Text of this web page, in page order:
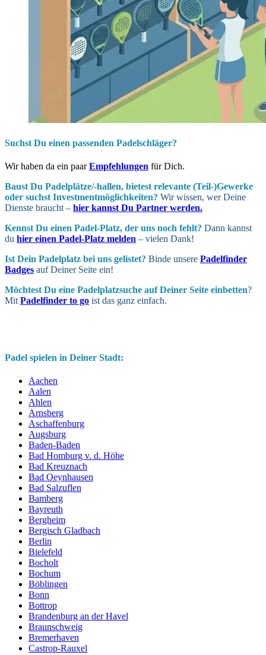
Suchst Du einen passenden Padelschläger?
Wir haben da ein paarEmpfehlungen für Dich.
Baust Du Padel­plätze/-hallen, bietest relevante (Teil-)Gewerke
oder suchst In­vest­ment­möglich­keiten? Wir wissen, wer Deine
Dienste braucht – hier kannst Du Partner werden.
Kennst Du einen Padel-Platz, der uns noch fehlt? Dann kannst
du hier einen Padel-Platz melden – vielen Dank!
Ist Dein Padel­platz bei uns gelistet? Binde unsere Padelfinder
Badges auf Deiner Seite ein!
Möchtest Du eine Padel­platz­suche auf Deiner Seite ein­betten?
MitPadelfinder to go ist das ganz einfach.
Padel spielen in Deiner Stadt:
Aachen
Aalen
Ahlen
Arnsberg
Aschaffenburg
Augsburg
Baden-Baden
Bad Homburg v. d. Höhe
Bad Kreuznach
Bad Oeynhausen
Bad Salzuflen
Bamberg
Bayreuth
Bergheim
Bergisch Gladbach
Berlin
Bielefeld
Bocholt
Bochum
Böblingen
Bonn
Bottrop
Brandenburg an der Havel
Braunschweig
Bremerhaven
Castrop-Rauxel